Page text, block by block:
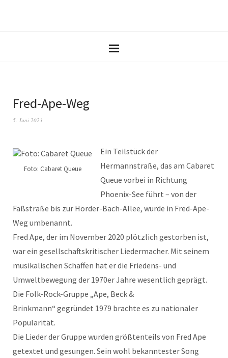
Fred-Ape-Weg
5. Juni 2023
Foto: Cabaret Queue
Ein Teilstück der
Hermannstraße, das am Cabaret
Queue vorbei in Richtung
Phoenix-See führt – von der
Faßstraße bis zur Hörder-Bach-Allee, wurde in Fred-Ape-
Weg umbenannt.
Fred Ape, der im November 2020 plötzlich gestorben ist,
war ein gesellschaftskritischer Liedermacher. Mit seinem
musikalischen Schaffen hat er die Friedens- und
Umweltbewegung der 1970er Jahre wesentlich geprägt.
Die Folk-Rock-Gruppe „Ape, Beck &
Brinkmann“ gegründet 1979 brachte es zu nationaler
Popularität.
Die Lieder der Gruppe wurden größtenteils von Fred Ape
getextet und gesungen. Sein wohl bekanntester Song